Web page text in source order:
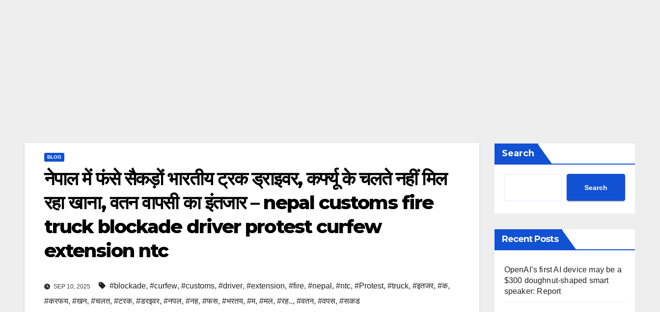
BLOG
नेपाल में फंसे सैकड़ों भारतीय ट्रक ड्राइवर, कर्फ्यू के चलते नहीं मिल
रहा खाना, वतन वापसी का इंतजार – nepal customs fire
truck blockade driver protest curfew
extension ntc
SEP 10, 2025 #blockade, #curfew, #customs, #driver, #extension, #fire, #nepal , #ntc, #Protest, #truck, #इतजर, #क,
#करफय, #खन, #चलत, #टरक, #डरइवर, #नपल, #नह, #फस, #भरतय, #म, #मल, #रह.., #वतन, #वपस, #सकड
Search
Search
Recent Posts
OpenAI’s first AI device may be a
$300 doughnut-shaped smart
speaker: Report